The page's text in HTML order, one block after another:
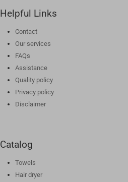
Helpful Links
Contact
Our services
FAQs
Assistance
Quality policy
Privacy policy
Disclaimer
Catalog
Towels
Hair dryer